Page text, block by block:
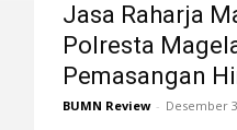
Jasa Raharja
Polresta
Pemasangan
BUMN Review - Desember